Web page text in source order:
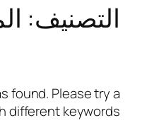
التصنيف:
found. Please try a
different keywords.